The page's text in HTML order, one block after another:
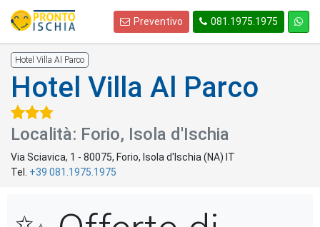
Preventivo 081.1975.1975
Hotel Villa Al Parco
Hotel Villa Al Parco
Località: Forio, Isola d'Ischia
Via Sciavica, 1 - 80075, Forio, Isola d'Ischia (NA) IT
Tel. +39 081.1975.1975